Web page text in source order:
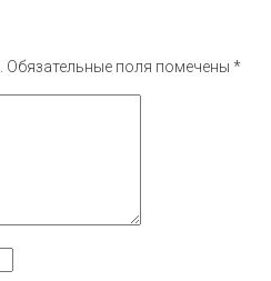
Обязательные поля помечены *